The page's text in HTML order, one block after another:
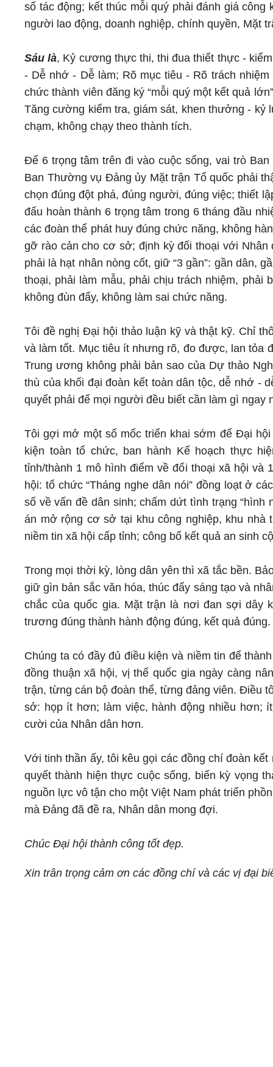
số tác động; kết thúc mỗi quý phải đánh giá
người lao động, doanh nghiệp, chính quyền, Mặt
Sáu là, Kỷ cương thực thi, thi đua thiết thực -
- Dễ nhớ - Dễ làm; Rõ mục tiêu - Rõ trách
chức thành viên đăng ký “mỗi quý một kết quả
Tăng cường kiểm tra, giám sát, khen thưởng - kỷ
chạm, không chạy theo thành tích.
Để 6 trọng tâm trên đi vào cuộc sống, vai trò
Ban Thường vụ Đảng ủy Mặt trận Tổ quốc phải
chọn đúng đột phá, đúng người, đúng việc; thiết
đấu hoàn thành 6 trọng tâm trong 6 tháng đầu
các đoàn thể phát huy đúng chức năng, không
gỡ rào cản cho cơ sở; định kỳ đối thoại với
phải là hạt nhân nòng cốt, giữ “3 gần”: gần dân,
thoại, phải làm mẫu, phải chịu trách nhiệm, phải
không đùn đẩy, không làm sai chức năng.
Tôi đề nghị Đại hội thảo luận kỹ và thật kỹ. Chỉ
và làm tốt. Mục tiêu ít nhưng rõ, đo được, lan tỏa
Trung ương không phải bản sao của Dự thảo
thù của khối đại đoàn kết toàn dân tộc, dễ nhớ -
quyết phải để mọi người đều biết cần làm gì ngay
Tôi gợi mở một số mốc triển khai sớm để Đại
kiện toàn tổ chức, ban hành Kế hoạch thực
tỉnh/thành 1 mô hình điểm về đối thoại xã hội và
hội: tổ chức “Tháng nghe dân nói” đồng loạt ở
số về vấn đề dân sinh; chấm dứt tình trạng
án mở rộng cơ sở tại khu công nghiệp, khu nhà
niềm tin xã hội cấp tỉnh; công bố kết quả an sinh
Trong mọi thời kỳ, lòng dân yên thì xã tắc bền.
giữ gìn bản sắc văn hóa, thúc đẩy sáng tạo và
chắc của quốc gia. Mặt trận là nơi đan sợi
trương đúng thành hành động đúng, kết quả đúng.
Chúng ta có đầy đủ điều kiện và niềm tin để
đồng thuận xã hội, vị thế quốc gia ngày càng
trận, từng cán bộ đoàn thể, từng đảng viên. Điều
sở: họp ít hơn; làm việc, hành động nhiều hơn;
cười của Nhân dân hơn.
Với tinh thần ấy, tôi kêu gọi các đồng chí đoàn
quyết thành hiện thực cuộc sống, biến kỳ vọng
nguồn lực vô tận cho một Việt Nam phát triển
mà Đảng đã đề ra, Nhân dân mong đợi.
Chúc Đại hội thành công tốt đẹp.
Xin trân trọng cảm ơn các đồng chí và các vị đại